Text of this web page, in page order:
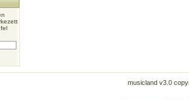
musicland v3.0